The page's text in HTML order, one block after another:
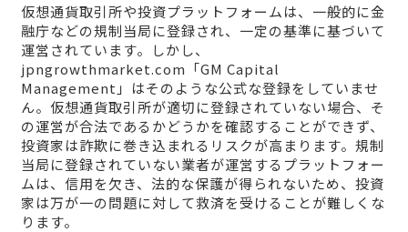
仮想通貨取引所や投資プラットフォームは、一般的に金
融庁などの規制当局に登録され、一定の基準に基づいて
運営されています。しかし、
jpngrowthmarket.com「GM Capital
Management」はそのような公式な登録をしていませ
ん。仮想通貨取引所が適切に登録されていない場合、そ
の運営が合法であるかどうかを確認することができず、
投資家は詐欺に巻き込まれるリスクが高まります。規制
当局に登録されていない業者が運営するプラットフォー
ムは、信用を欠き、法的な保護が得られないため、投資
家は万が一の問題に対して救済を受けることが難しくな
ります。